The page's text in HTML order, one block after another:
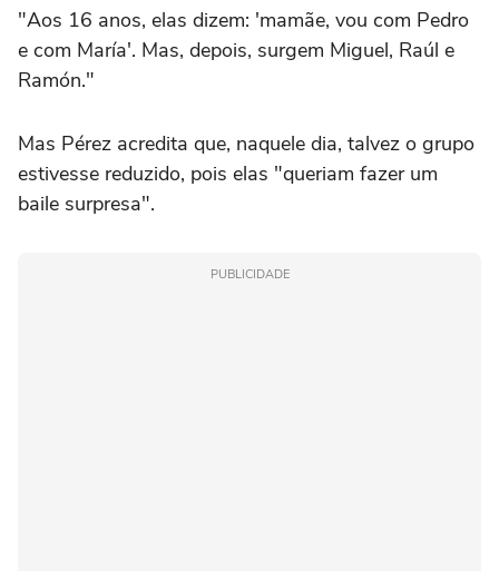
"Aos 16 anos, elas dizem: 'mamãe, vou com Pedro
e com María'. Mas, depois, surgem Miguel, Raúl e
Ramón."
Mas Pérez acredita que, naquele dia, talvez o grupo
estivesse reduzido, pois elas "queriam fazer um
baile surpresa".
PUBLICIDADE